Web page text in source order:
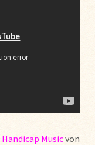
Handicap Musicvon